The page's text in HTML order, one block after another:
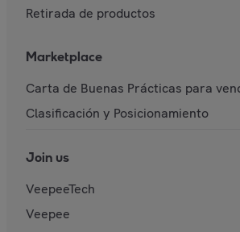
Retirada de productos
Marketplace
Carta de Buenas Prácticas para
Clasificación y Posicionamiento
Join us
VeepeeTech
Veepee